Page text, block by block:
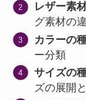
レザー素
グ素材の
カラーの
ー分類
サイズの
ズの展開